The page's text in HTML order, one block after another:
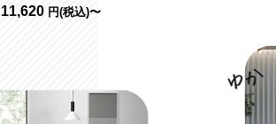
11,620 円(税込)〜